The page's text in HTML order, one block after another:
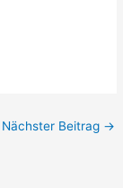
Nächster Beitrag →